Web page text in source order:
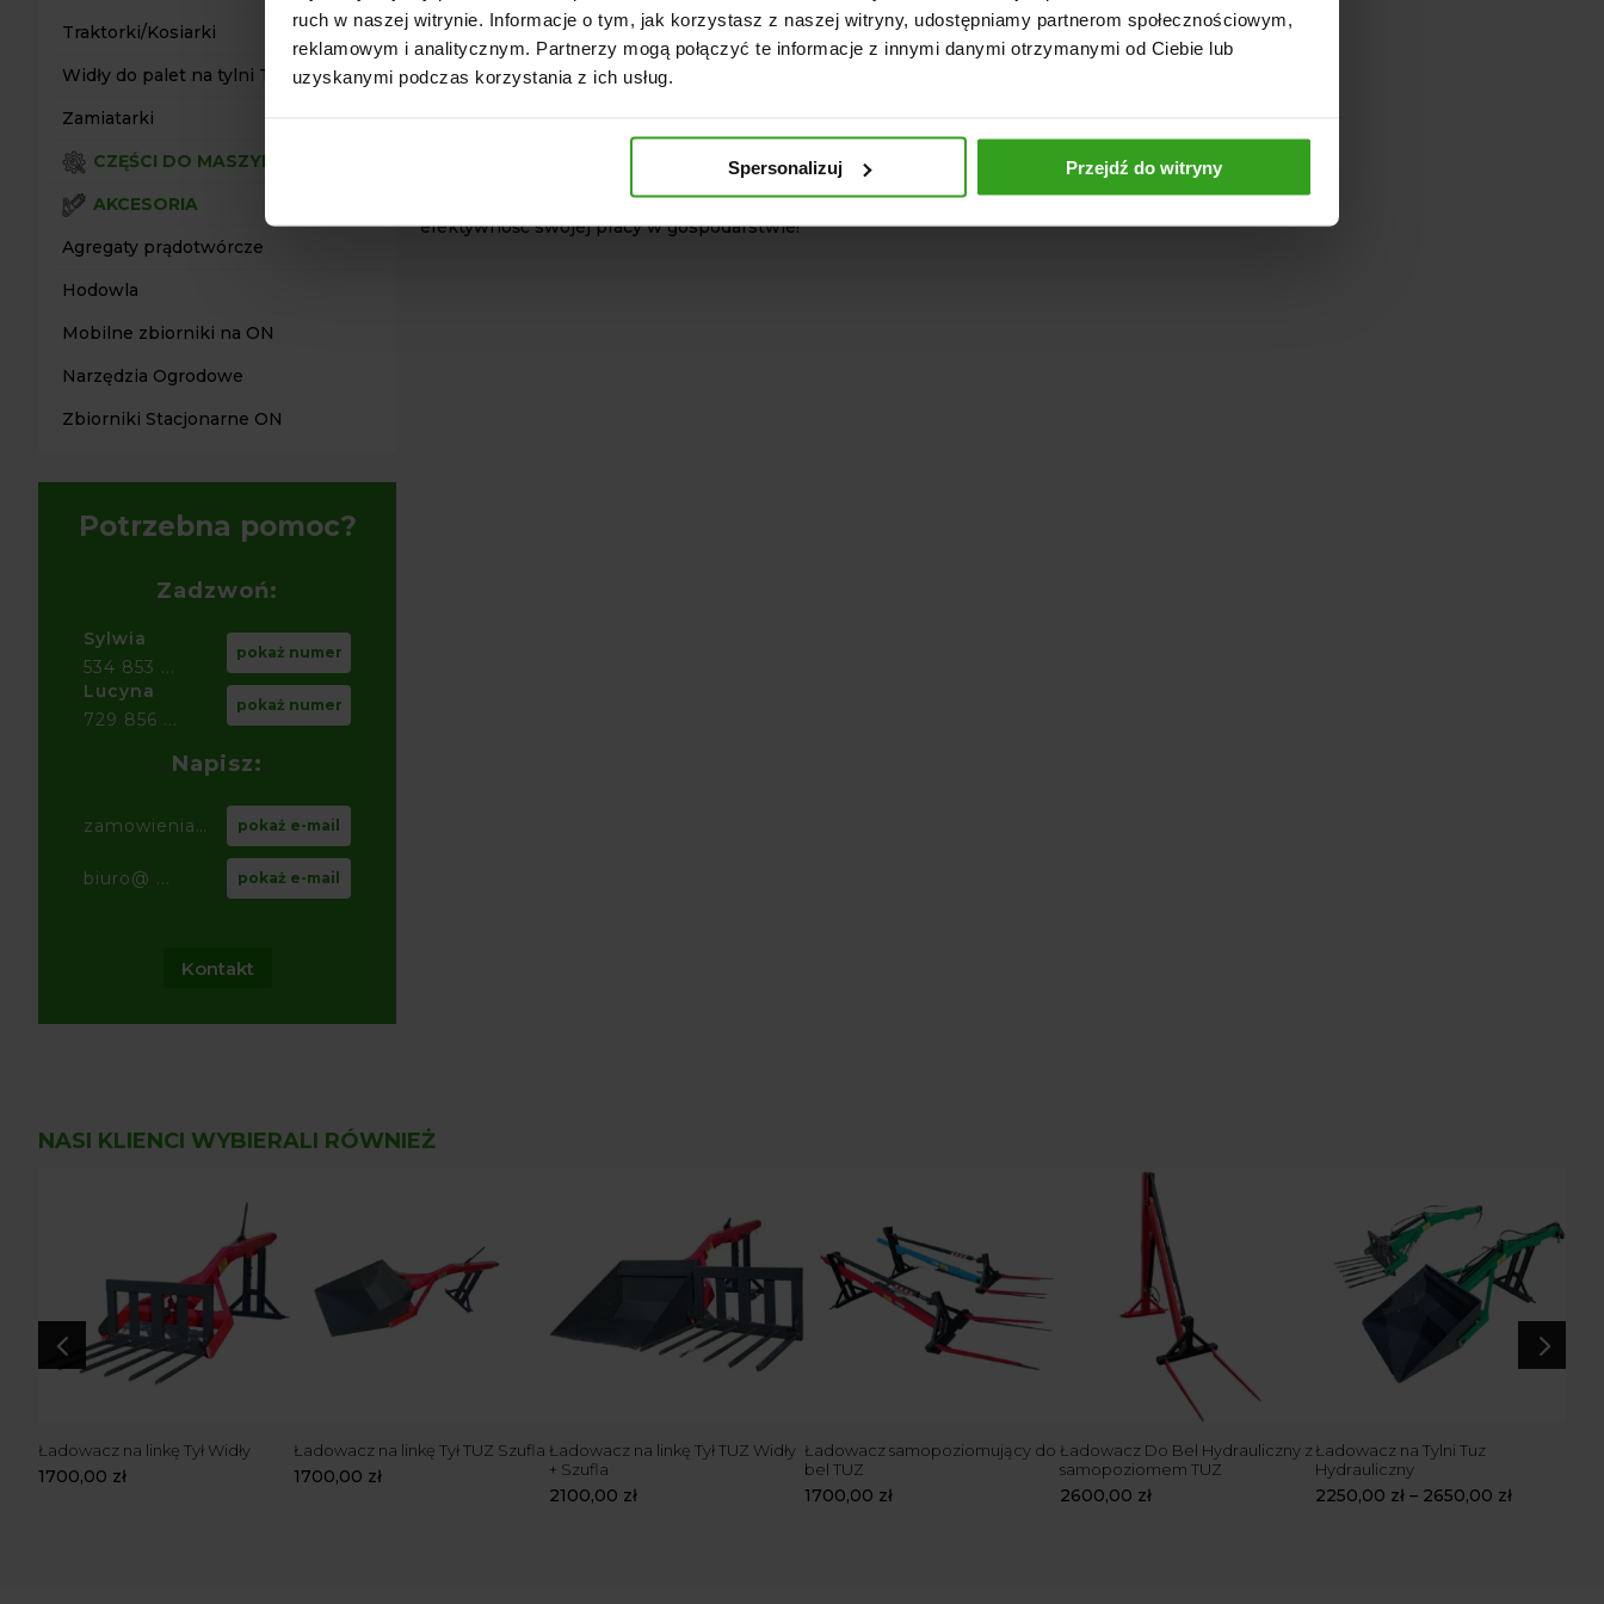
ruch w naszej witrynie. Informacje o tym, jak korzystasz z naszej witryny, udostępniamy partnerom społecznościowym,
reklamowym i analitycznym. Partnerzy mogą połączyć te informacje z innymi danymi otrzymanymi od Ciebie lub
uzyskanymi podczas korzystania z ich usług.
Spersonalizuj Przejdź do witryny
Traktorki/Kosiarki
Widły do palet na tylni TUZ
Zamiatarki
CZĘŚCI DO MASZYN
AKCESORIA
Agregaty prądotwórcze
Hodowla
Mobilne zbiorniki na ON
Narzędzia Ogrodowe
Zbiorniki Stacjonarne ON
Potrzebna pomoc?
Zadzwoń:
Sylwia
534 853 ...
pokaż numer
Lucyna
729 856 ...
pokaż numer
Napisz:
zamowienia@ ... pokaż e-mail
biuro@ ... pokaż e-mail
Kontakt
Uniwersalna Regulacja
Wysoka Wydajność Podnoszenia
Zainwestuj w ładowacz do bel i zwiększ komfort oraz
efektywność swojej pracy w gospodarstwie!
NASI KLIENCI WYBIERALI RÓWNIEŻ
4
Ładowacz na linkę Tył Widły
1700,00 zł
Ładowacz na linkę Tył TUZ Szufla
1700,00 zł
Ładowacz na linkę Tył TUZ Widły
+ Szufla
2100,00 zł
Ładowacz samopoziomujący do
bel TUZ
1700,00 zł
Ładowacz Do Bel Hydrauliczny z
samopoziomem TUZ
2600,00 zł
Ładowacz na Tylni Tuz
Hydrauliczny
2250,00 zł – 2650,00 zł
5